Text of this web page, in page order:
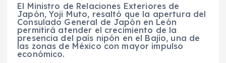
El Ministro de Relaciones Exteriores de
Japón, Yoji Muto, resaltó que la apertura del
Consulado General de Japón en León
permitirá atender el crecimiento de la
presencia del país nipón en el Bajío, una de
las zonas de México con mayor impulso
económico.